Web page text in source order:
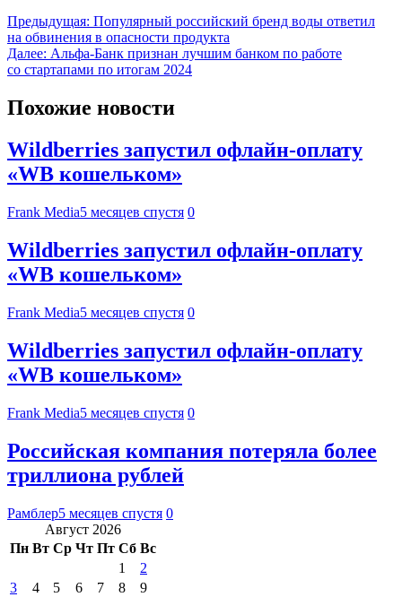
Предыдущая: Популярный российский бренд воды ответил
на обвинения в опасности продукта
Далее: Альфа-Банк признан лучшим банком по работе
со стартапами по итогам 2024
Похожие новости
Wildberries запустил офлайн-оплату
«WB кошельком»
Frank Media5 месяцев спустя 0
Wildberries запустил офлайн-оплату
«WB кошельком»
Frank Media5 месяцев спустя 0
Wildberries запустил офлайн-оплату
«WB кошельком»
Frank Media5 месяцев спустя 0
Российская компания потеряла более
триллиона рублей
Рамблер5 месяцев спустя 0
Август 2026
Пн Вт Ср Чт Пт Сб Вс
1
2
3
4 5 6 7 8
9